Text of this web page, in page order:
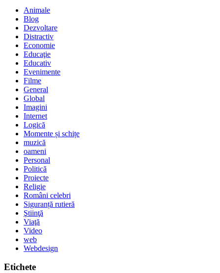
Animale
Blog
Dezvoltare
Distractiv
Economie
Educaţie
Educativ
Evenimente
Filme
General
Global
Imagini
Internet
Logică
Momente și schițe
muzică
oameni
Personal
Politică
Proiecte
Religie
Români celebri
Siguranță rutieră
Ştiinţă
Viaţă
Video
web
Webdesign
Etichete